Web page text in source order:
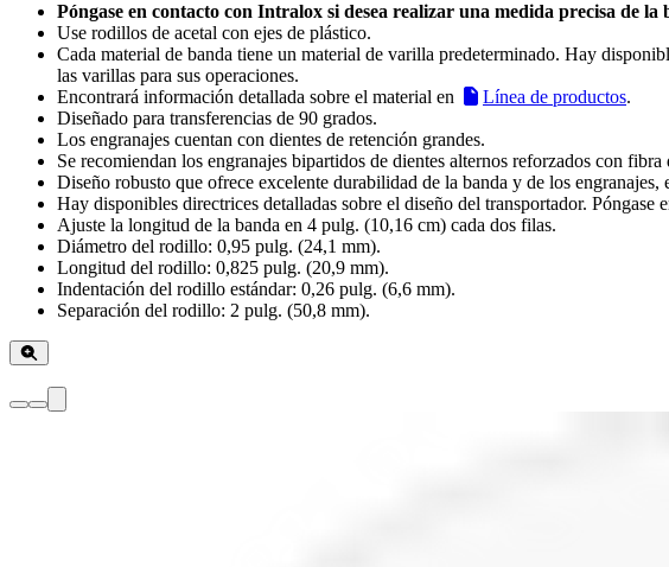
Póngase en contacto con Intralox si desea realizar una medida precisa de
Use rodillos de acetal con ejes de plástico.
Cada material de banda tiene un material de varilla predeterminado. Hay
las varillas para sus operaciones.
Encontrará información detallada sobre el material en
Línea de productos.
Diseñado para transferencias de 90 grados.
Los engranajes cuentan con dientes de retención grandes.
Se recomiendan los engranajes bipartidos de dientes alternos reforzados con
Diseño robusto que ofrece excelente durabilidad de la banda y de los
Hay disponibles directrices detalladas sobre el diseño del transportador.
Ajuste la longitud de la banda en 4 pulg. (10,16 cm) cada dos filas.
Diámetro del rodillo: 0,95 pulg. (24,1 mm).
Longitud del rodillo: 0,825 pulg. (20,9 mm).
Indentación del rodillo estándar: 0,26 pulg. (6,6 mm).
Separación del rodillo: 2 pulg. (50,8 mm).